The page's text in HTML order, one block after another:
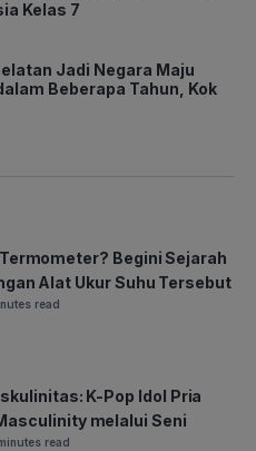
Kelas 7
Jadi Negara Maju
Beberapa Tahun, Kok
Begini Sejarah
Alat Ukur Suhu Tersebut
read
K-Pop Idol Pria
melalui Seni
read